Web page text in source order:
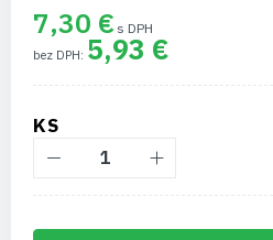
7,30 €
5,93 €
KS